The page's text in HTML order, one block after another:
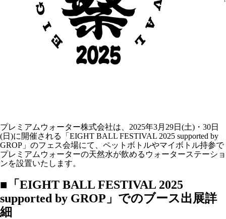
プレミアムウォーター株式会社は、2025年3月29日(土)・30日
(日)に開催される「EIGHT BALL FESTIVAL 2025 supported by
GROP」のフェス会場にて、ペットボトルやマイボトル持参で
プレミアムウォーターの天然水が飲めるウォーターステーショ
ンを設置いたします。
■「EIGHT BALL FESTIVAL 2025
supported by GROP」でのブース出展詳
細